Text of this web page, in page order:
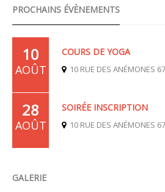
PROCHAINS ÉVÈNEMENTS
10
AOÛT
COURS DE YOGA
10 RUE DES ANÉMONES
28
AOÛT
SOIRÉE INSCRIPTION
10 RUE DES ANÉMONES
GALERIE